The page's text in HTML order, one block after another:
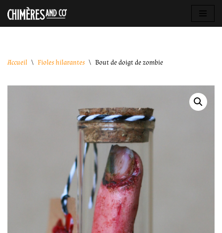
Aller
Accueil \ Fioles hilarantes \ Bout de doigt de zombie